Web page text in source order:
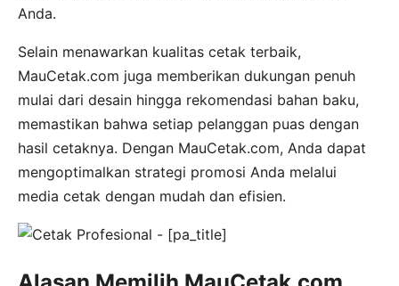
Anda.
Selain menawarkan kualitas cetak terbaik,
MauCetak.com juga memberikan dukungan penuh
mulai dari desain hingga rekomendasi bahan baku,
memastikan bahwa setiap pelanggan puas dengan
hasil cetaknya. Dengan MauCetak.com, Anda dapat
mengoptimalkan strategi promosi Anda melalui
media cetak dengan mudah dan efisien.